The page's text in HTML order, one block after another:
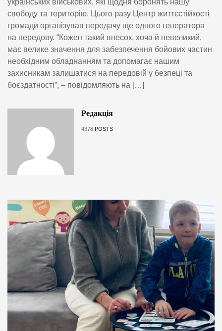
українських військових, які щодня боронять нашу
свободу та територію. Цього разу Центр життєстійкості
громади організував передачу ще одного генератора
на передову. “Кожен такий внесок, хоча й невеликий,
має велике значення для забезпечення бойових частин
необхідним обладнанням та допомагає нашим
захисникам залишатися на передовій у безпеці та
боєздатності”, – повідомляють на […]
Редакція
4378 POSTS